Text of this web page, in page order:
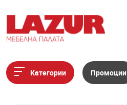
Категории Промоции